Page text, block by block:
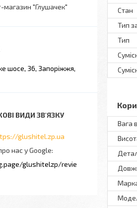
Стан
Тип
Тип
Вага
магазин "Глушачек"
шосе, 36, Запоріжжя,
glushitel.zp.ua
нас у Google
glushitelzp/revie